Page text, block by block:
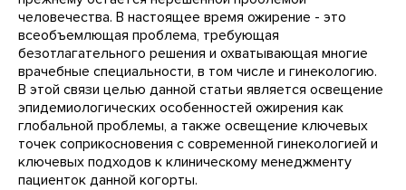
человечества. В настоящее время ожирение - это
всеобъемлющая проблема, требующая
безотлагательного решения и охватывающая многие
врачебные специальности, в том числе и гинекологию.
В этой связи целью данной статьи является освещение
эпидемиологических особенностей ожирения как
глобальной проблемы, а также освещение ключевых
точек соприкосновения с современной гинекологией и
ключевых подходов к клиническому менеджменту
пациенток данной когорты.